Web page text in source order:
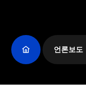
언론보도